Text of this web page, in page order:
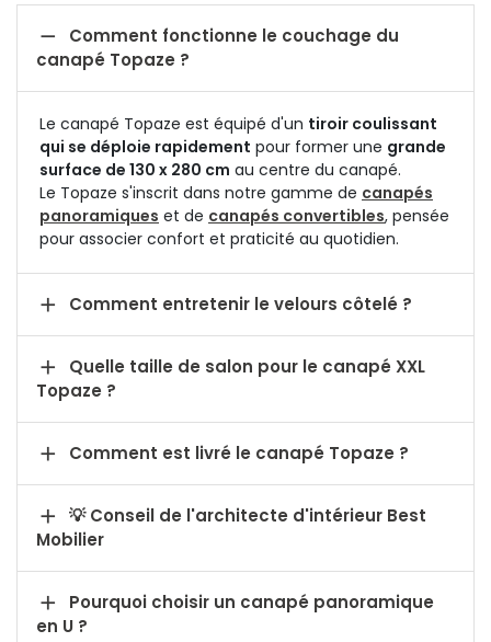

canapé Topaze ?
Le canapé Topaze est équipé d'un tiroir coulissant
qui se déploie rapidement pour former une grande
surface de 130 x 280 cm au centre du canapé.
Le Topaze s'inscrit dans notre gamme de canapés
panoramiques et de canapés convertibles, pensée
pour associer confort et praticité au quotidien.
 Comment entretenir le velours côtelé ?

Quelle taille de salon pour le canapé XXL
Topaze ?
 Comment est livré le canapé Topaze ?

💡 Conseil de l'architecte d'intérieur Best
Mobilier

Pourquoi choisir un canapé panoramique
en U ?